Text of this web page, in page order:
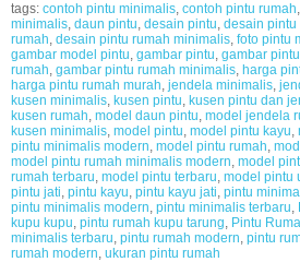
tags: contoh pintu minimalis, contoh pintu rumah,
minimalis, daun pintu, desain pintu, desain
rumah, desain pintu rumah minimalis, foto pintu
gambar model pintu, gambar pintu, gambar
rumah, gambar pintu rumah minimalis, harga
harga pintu rumah murah, jendela minimalis,
kusen minimalis, kusen pintu, kusen pintu dan
kusen rumah, model daun pintu, model jendela
kusen minimalis, model pintu, model pintu kayu,
pintu minimalis modern, model pintu rumah,
model pintu rumah minimalis modern, model
rumah terbaru, model pintu terbaru, model pintu
pintu jati, pintu kayu, pintu kayu jati, pintu
pintu minimalis modern, pintu minimalis terbaru,
kupu kupu, pintu rumah kupu tarung, Pintu
minimalis terbaru, pintu rumah modern, pintu
rumah modern, ukuran pintu rumah